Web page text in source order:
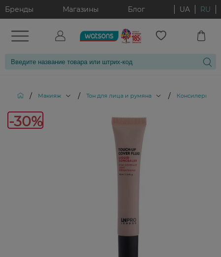
Бренды Магазины Блог UA RU
/ Макияж / Тон для лица и румяна / Консилеры
-30%